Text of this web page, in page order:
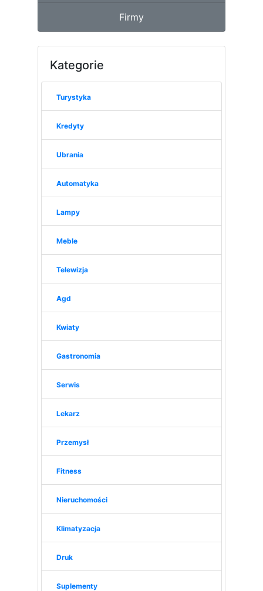
Firmy
Kategorie
Turystyka
Kredyty
Ubrania
Automatyka
Lampy
Meble
Telewizja
Agd
Kwiaty
Gastronomia
Serwis
Lekarz
Przemysł
Fitness
Nieruchomości
Klimatyzacja
Druk
Suplementy